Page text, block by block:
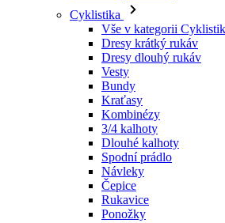
Cyklistika
Vše v kategorii
Dresy krátký rukáv
Dresy dlouhý rukáv
Vesty
Bundy
Kraťasy
Kombinézy
3/4 kalhoty
Dlouhé kalhoty
Spodní prádlo
Návleky
Čepice
Rukavice
Ponožky